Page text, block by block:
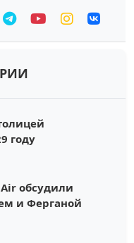
году
обсудили
и Ферганой